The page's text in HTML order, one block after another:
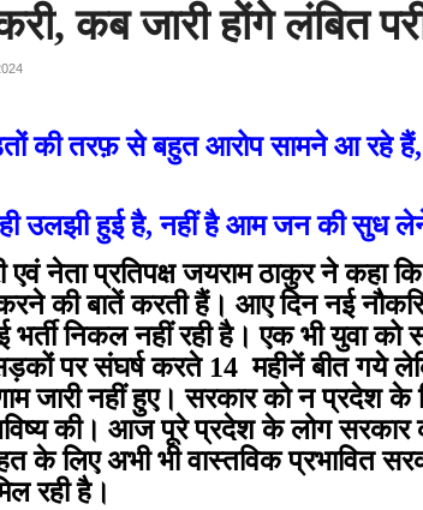
कब जारी होंगे लंबित
की तरफ़ से बहुत आरोप सामने आ रहे हैं,
उलझी हुई है, नहीं है आम जन की सुध
एवं नेता प्रतिपक्ष जयराम ठाकुर ने कहा
करने की बातें करती हैं। आए दिन नई
निकल नहीं रही है। एक भी युवा को
सड़कों पर संघर्ष करते 14 महीनें बीत गये
जारी नहीं हुए। सरकार को न प्रदेश के
की। आज पूरे प्रदेश के लोग सरकार
के लिए अभी भी वास्तविक प्रभावित
रही है।